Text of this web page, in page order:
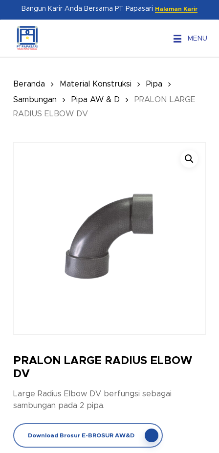
content
Bangun Karir Anda Bersama PT Papasari Halaman Karir
MENU
Beranda Material Konstruksi
Pipa
Sambungan
Pipa AW & D
PRALON LARGE
RADIUS ELBOW DV
PRALON LARGE RADIUS ELBOW
DV
Large Radius Elbow DV berfungsi sebagai
sambungan pada 2 pipa.
Download Brosur E-BROSUR AW&D
Menu